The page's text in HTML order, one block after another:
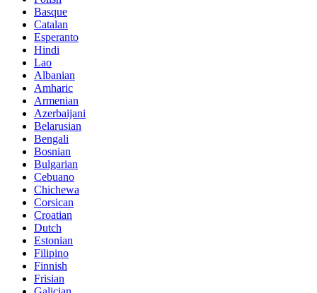
Basque
Catalan
Esperanto
Hindi
Lao
Albanian
Amharic
Armenian
Azerbaijani
Belarusian
Bengali
Bosnian
Bulgarian
Cebuano
Chichewa
Corsican
Croatian
Dutch
Estonian
Filipino
Finnish
Frisian